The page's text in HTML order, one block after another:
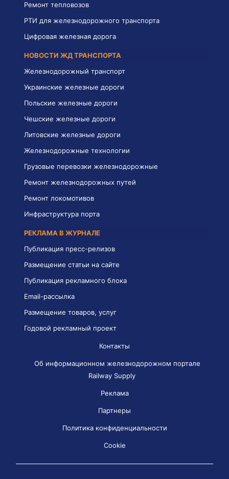
Ремонт тепловозов
РТИ для железнодорожного транспорта
Цифровая железная дорога
НОВОСТИ ЖД ТРАНСПОРТА
Железнодорожный транспорт
Украинские железные дороги
Польские железные дороги
Чешские железные дороги
Литовские железные дороги
Железнодорожные технологии
Грузовые перевозки железнодорожные
Ремонт железнодорожных путей
Ремонт локомотивов
Инфраструктура порта
РЕКЛАМА В ЖУРНАЛЕ
Публикация пресс-релизов
Размещение статьи на сайте
Публикация рекламного блока
Email-рассылка
Размещение товаров, услуг
Годовой рекламный проект
Контакты
Об информационном железнодорожном портале
Railway Supply
Реклама
Партнеры
Политика конфиденциальности
Cookie